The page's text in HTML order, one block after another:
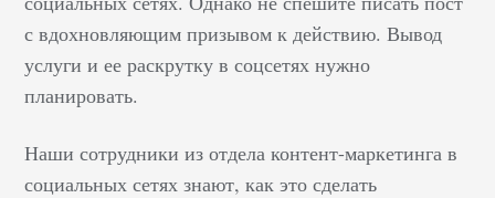
с вдохновляющим призывом к действию. Вывод
услуги и ее раскрутку в соцсетях нужно
планировать.
Наши сотрудники из отдела контент-маркетинга в
социальных сетях знают, как это сделать